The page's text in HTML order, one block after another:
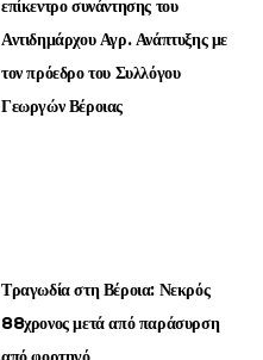
επίκεντρο συνάντησης του
Αντιδημάρχου Αγρ. Ανάπτυξης με
τον πρόεδρο του Συλλόγου
Γεωργών Βέροιας
Τραγωδία στη Βέροια: Νεκρός
88χρονος μετά από παράσυρση